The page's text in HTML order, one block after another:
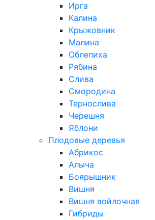
Ирга
Калина
Крыжовник
Малина
Облепиха
Рябина
Слива
Смородина
Тернослива
Черешня
Яблони
Плодовые деревья
Абрикос
Алыча
Боярышник
Вишня
Вишня войлочная
Гибриды